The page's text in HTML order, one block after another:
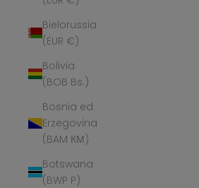
Bielorussia
(EUR €)
Bolivia
(BOB Bs.)
Bosnia ed
Erzegovina
(BAM КМ)
Botswana
(BWP P)